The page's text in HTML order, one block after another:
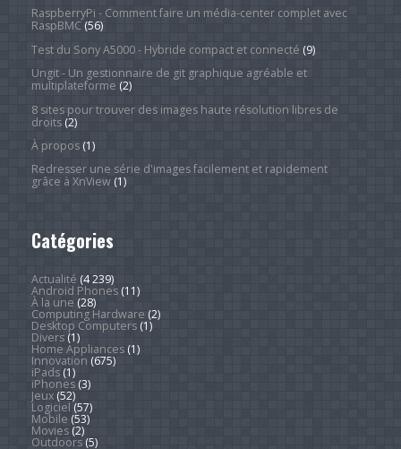
RaspberryPi - Comment faire un média-center complet avec
RaspBMC(56)
Test du Sony A5000 - Hybride compact et connecté (9)
Ungit - Un gestionnaire de git graphique agréable et
multiplateforme (2)
8 sites pour trouver des images haute résolution libres de
droits(2)
À propos(1)
Redresser une série d'images facilement et rapidement
grâce à XnView(1)
Catégories
Actualité (4 239)
Android Phones(11)
À la une (28)
Computing Hardware (2)
Desktop Computers(1)
Divers(1)
Home Appliances(1)
Innovation (675)
iPads(1)
iPhones(3)
Jeux(52)
Logiciel (57)
Mobile (53)
Movies(2)
Outdoors(5)